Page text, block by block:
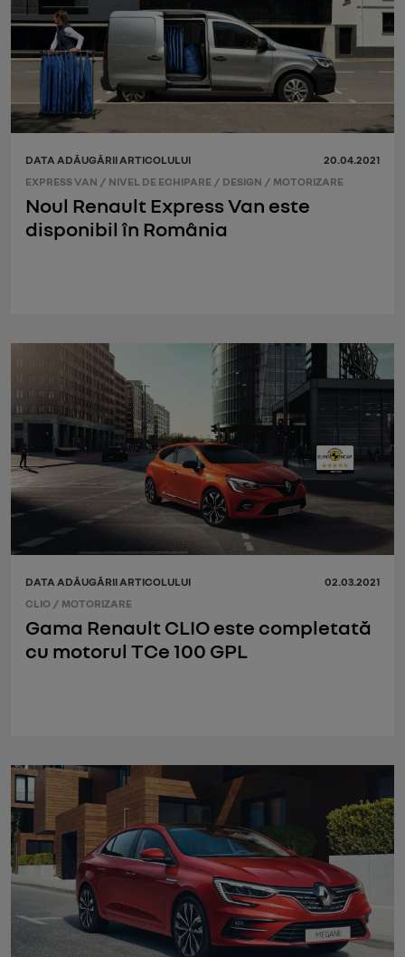
DATA ADĂUGĂRII ARTICOLULUI
20.04.2021
EXPRESS VAN / NIVEL DE ECHIPARE / DESIGN / MOTORIZARE
Noul Renault Express Van este
disponibil în România
DATA ADĂUGĂRII ARTICOLULUI
02.03.2021
CLIO / MOTORIZARE
Gama Renault CLIO este completată
cu motorul TCe 100 GPL